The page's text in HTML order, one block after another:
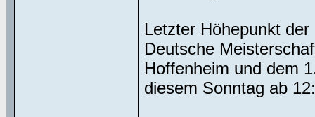
Letzter Höhepunkt
Deutsche
Hoffenheim und dem
diesem Sonntag ab